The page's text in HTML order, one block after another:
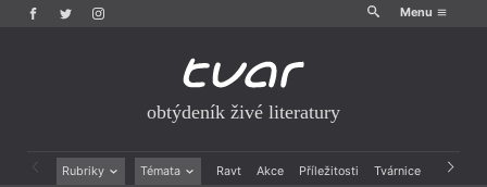
Menu
obtýdeník živé literatury
Rubriky Témata Ravt Akce Příležitosti Tvárnice Archiv